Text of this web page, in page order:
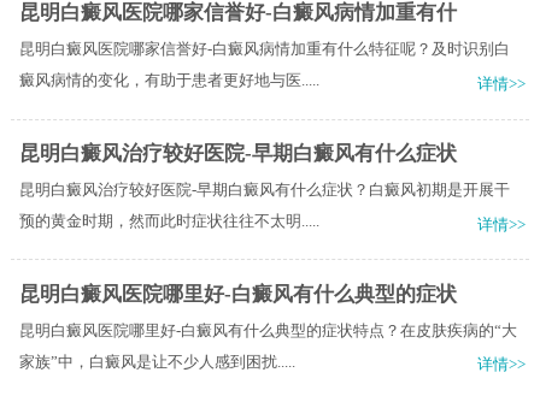
昆明白癜风医院哪家信誉好-白癜风病情加重有什
昆明白癜风医院哪家信誉好-白癜风病情加重有什么特征呢？及时识别白
癜风病情的变化，有助于患者更好地与医.....
详情>>
昆明白癜风治疗较好医院-早期白癜风有什么症状
昆明白癜风治疗较好医院-早期白癜风有什么症状？白癜风初期是开展干
预的黄金时期，然而此时症状往往不太明.....
详情>>
昆明白癜风医院哪里好-白癜风有什么典型的症状
昆明白癜风医院哪里好-白癜风有什么典型的症状特点？在皮肤疾病的“大
家族”中，白癜风是让不少人感到困扰.....
详情>>